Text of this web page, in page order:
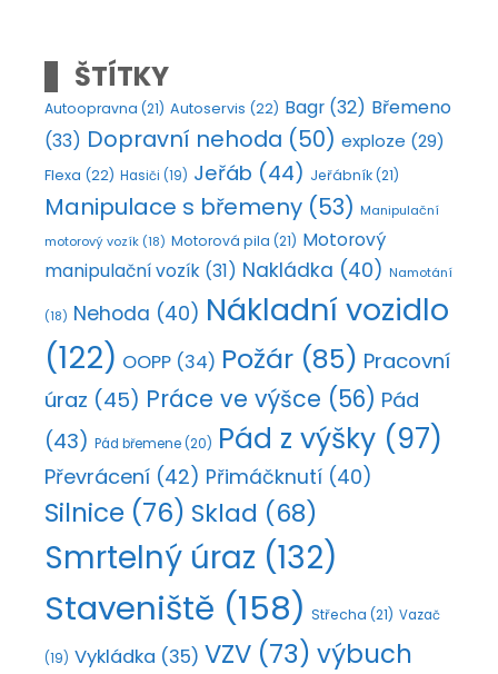
ŠTÍTKY
Autoopravna (21) Autoservis (22) Bagr (32) Břemeno
(33) Dopravní nehoda (50) exploze (29)
Flexa (22) Hasiči (19) Jeřáb (44) Jeřábník(21)
Manipulace s břemeny (53) Manipulační
motorový vozík (18) Motorová pila (21) Motorový
manipulační vozík (31) Nakládka (40) Namotání
(18) Nehoda (40) Nákladní vozidlo
(122) OOPP (34) Požár (85) Pracovní
úraz (45) Práce ve výšce (56) Pád
(43) Pád břemene(20) Pád z výšky (97)
Převrácení (42) Přimáčknutí (40)
Silnice (76) Sklad (68)
Smrtelný úraz (132)
Staveniště (158) Střecha (21) Vazač
(19) Vykládka (35) VZV (73) výbuch